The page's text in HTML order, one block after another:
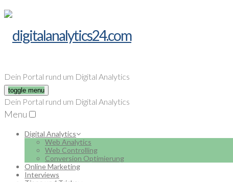
Dein Portal rund um Digital Analytics
toggle menu
Dein Portal rund um Digital Analytics
Menu
Digital Analytics
Web Analytics
Web Controlling
Conversion Optimierung
Online Marketing
Interviews